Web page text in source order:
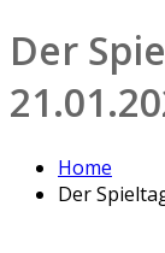
Der
Home
Der